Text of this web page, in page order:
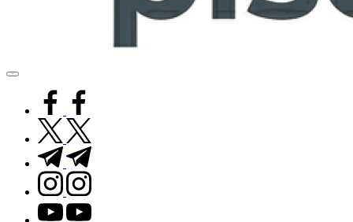
Pisos
facebook.com
twitter.com
t.me
instagram.com
youtube.com